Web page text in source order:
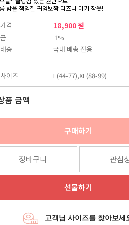
밤을 책임질 귀염뽀짝 디즈니 미키 잠옷!
격 18,900 원
1%
송
국내 배송 전용
이즈 F(44-77),XL(88-99)
품 금액
구매하기
장바구니 관심
선물하기